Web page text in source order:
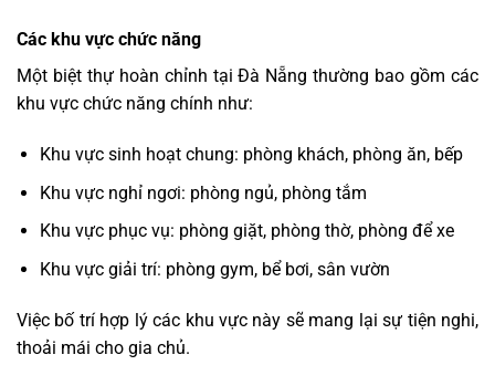
Các khu vực chức năng
Một biệt thự hoàn chỉnh tại Đà Nẵng thường bao gồm các
khu vực chức năng chính như:
Khu vực sinh hoạt chung: phòng khách, phòng ăn, bếp
Khu vực nghỉ ngơi: phòng ngủ, phòng tắm
Khu vực phục vụ: phòng giặt, phòng thờ, phòng để xe
Khu vực giải trí: phòng gym, bể bơi, sân vườn
Việc bố trí hợp lý các khu vực này sẽ mang lại sự tiện nghi,
thoải mái cho gia chủ.